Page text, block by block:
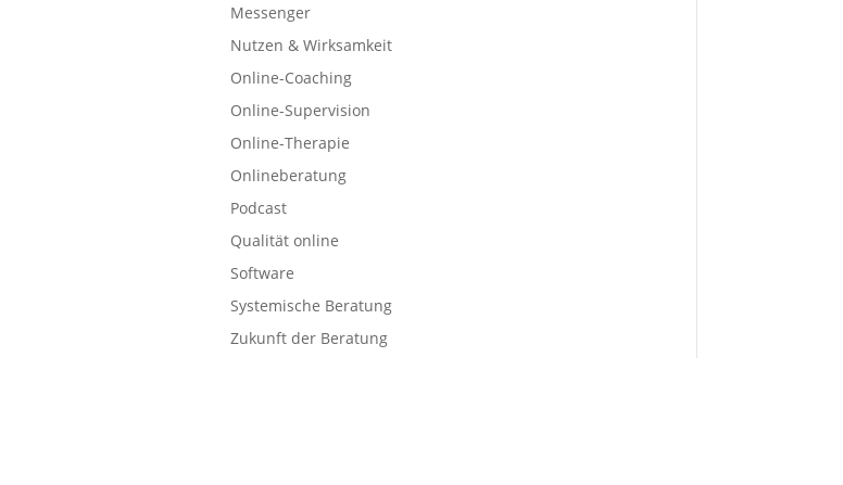
Messenger
Nutzen & Wirksamkeit
Online-Coaching
Online-Supervision
Online-Therapie
Onlineberatung
Podcast
Qualität online
Software
Systemische Beratung
Zukunft der Beratung